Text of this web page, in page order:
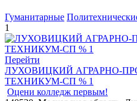
Гуманитарные
1
Перейти
ЛУХОВИЦКИЙ АГРАРНО-
ТЕХНИКУМ-СП % 1
Оцени колледж первым!